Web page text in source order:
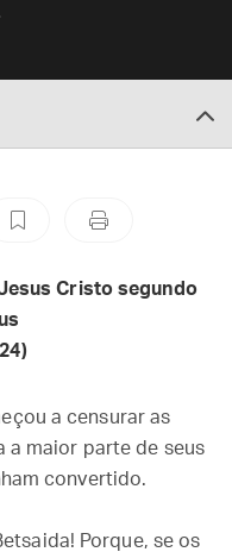
Cristo segundo
a censurar as
a maior parte de seus
convertido.
Porque, se os